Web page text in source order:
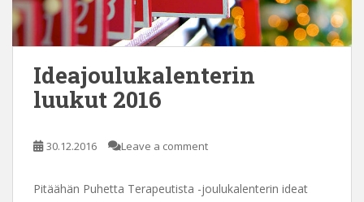
Ideajoulukalenterin
luukut 2016
30.12.2016 Leave a comment
Pitäähän Puhetta Terapeutista -joulukalenterin ideat